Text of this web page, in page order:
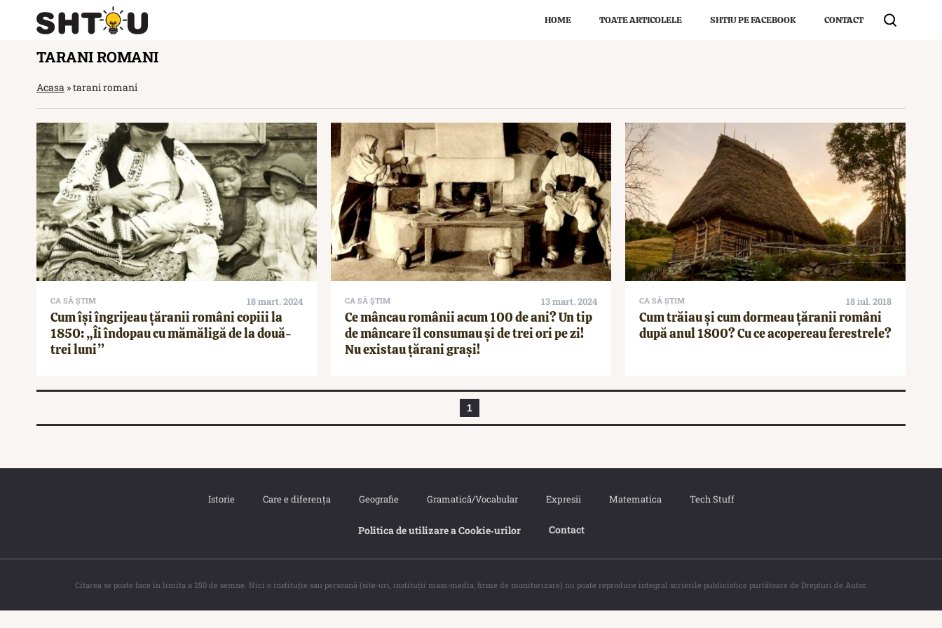
HOME TOATE ARTICOLELE SHTIU PE FACEBOOK CONTACT
TARANI ROMANI
Acasa »tarani romani
CA SĂ ȘTIM 18 mart. 2024
Cum își îngrijeau țăranii români copiii la
1850: „Îi îndopau cu mămăligă de la două-
trei luni”
CA SĂ ȘTIM 13 mart. 2024
Ce mâncau românii acum 100 de ani? Un tip
de mâncare îl consumau și de trei ori pe zi!
Nu existau țărani grași!
CA SĂ ȘTIM 18 iul. 2018
Cum trăiau și cum dormeau țăranii români
după anul 1800? Cu ce acopereau ferestrele?
1
Istorie Care e diferența Geografie Gramatică/Vocabular Expresii Matematica Tech Stuff
Politica de utilizare a Cookie‐urilor Contact
Citarea se poate face în limita a 250 de semne. Nici o instituţie sau persoană (site-uri, instituţii mass-media, firme de monitorizare) nu poate reproduce integral scrierile publicistice purtătoare de Drepturi de Autor.